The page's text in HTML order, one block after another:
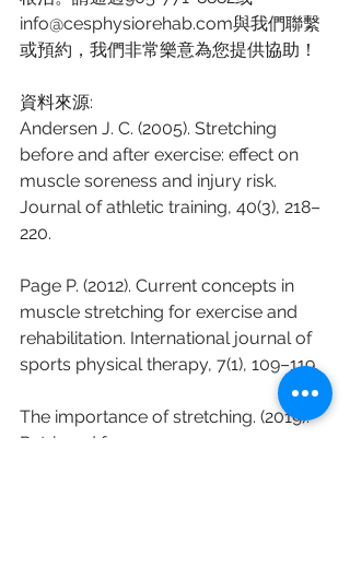
info@cesphysiorehab.com與我們聯繫
或預約，我們非常樂意為您提供協助！
資料來源:
Andersen J. C. (2005). Stretching
before and after exercise: effect on
muscle soreness and injury risk.
Journal of athletic training, 40(3), 218–
220.
Page P. (2012). Current concepts in
muscle stretching for exercise and
rehabilitation. International journal of
sports physical therapy, 7(1), 109–119.
The importance of stretching. (2019).
Retrieved from